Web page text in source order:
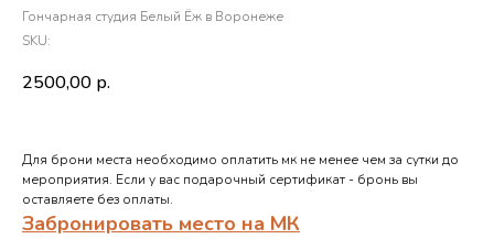
Гончарная студия Белый Ёж в Воронеже
SKU:
2500,00 р.
Для брони места необходимо оплатить мк не менее чем за сутки до
мероприятия. Если у вас подарочный сертификат - бронь вы
оставляете без оплаты.
Забронировать место на МК